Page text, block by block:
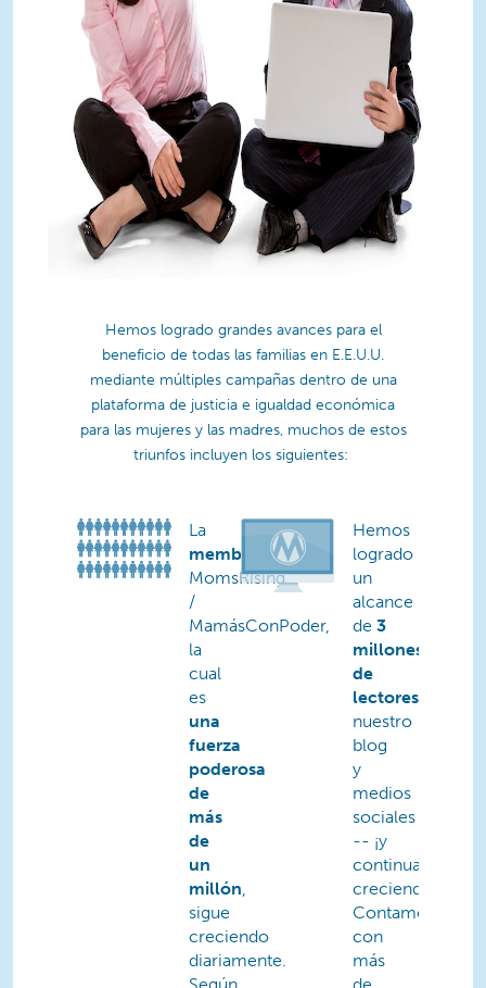
Hemos logrado grandes avances para el
beneficio de todas las familias en E.E.U.U.
mediante múltiples campañas dentro de una
plataforma de justicia e igualdad económica
para las mujeres y las madres, muchos de estos
triunfos incluyen los siguientes:
La
membresíade
MomsRising
/
MamásConPoder,
la
cual
es
una
fuerza
poderosa
de
más
de
un
millón,
sigue
creciendo
diariamente.
Hemos
logrado
un
alcance
de 3
millones
de
lectores
nuestro
blog
y
medios
sociales
-- ¡y
continuamos
creciendo!
Contamos
con
más